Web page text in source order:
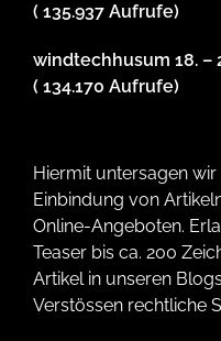
( 135.937 Aufrufe)
windtechhusum 18. –
( 134.170 Aufrufe)
Hiermit untersagen
Einbindung von
Online-Angeboten.
Teaser bis ca. 200
Artikel in unseren
Verstössen rechtliche